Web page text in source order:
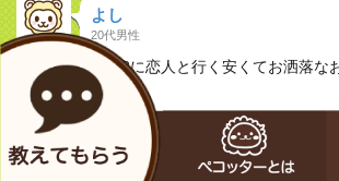
よし
20代男性
12/23に恋人と行く安くてお洒落な
恋人と
よし
20代男性